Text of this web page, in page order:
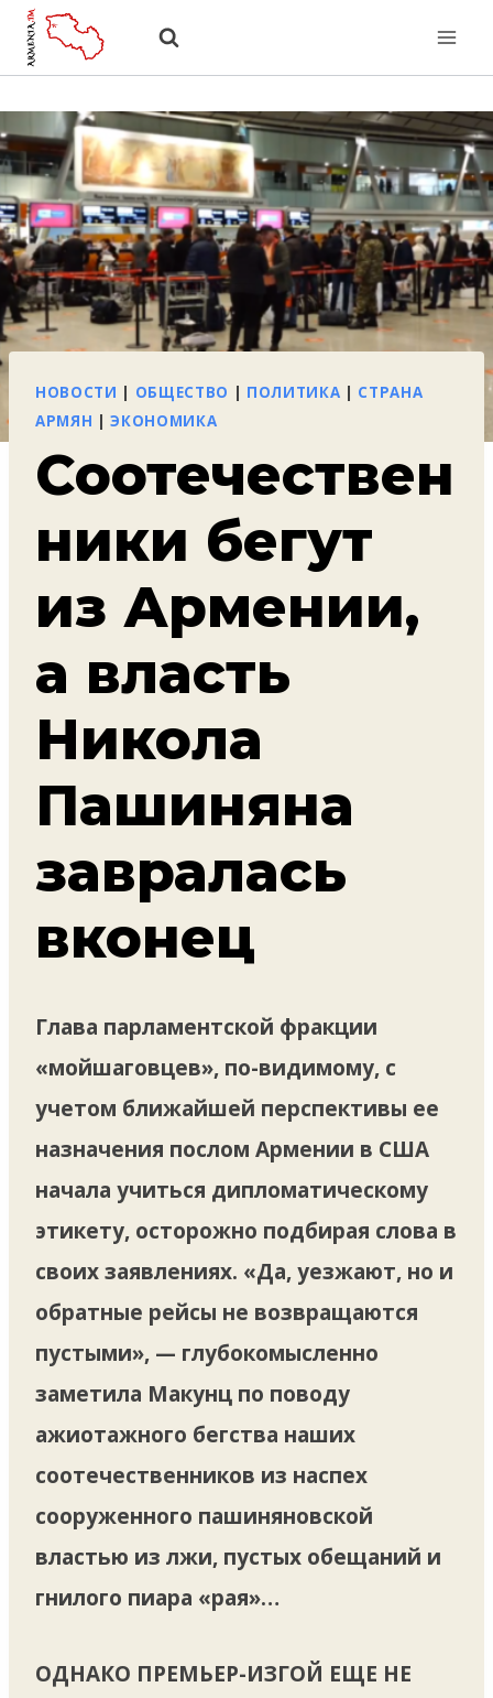
Перейти
НОВОСТИ ОБЩЕСТВО ПОЛИТИКА
СТРАНА
АРМЯН |ЭКОНОМИКА
Соотечествен
ники бегут
из Армении,
а власть
Никола
Пашиняна
завралась
вконец
Глава парламентской фракции
«мойшаговцев», по-видимому, с
учетом ближайшей перспективы ее
назначения послом Армении в США
начала учиться дипломатическому
этикету, осторожно подбирая слова в
своих заявлениях. «Да, уезжают, но и
обратные рейсы не возвращаются
пустыми», — глубокомысленно
заметила Макунц по поводу
ажиотажного бегства наших
соотечественников из наспех
сооруженного пашиняновской
властью из лжи, пустых обещаний и
гнилого пиара «рая»…
ОДНАКО ПРЕМЬЕР-ИЗГОЙ ЕЩЕ НЕ